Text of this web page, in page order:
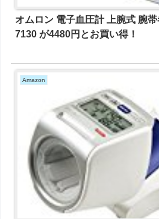
オムロン 電子血圧計 上腕式 腕
7130 が4480円とお買い得！
Amazon